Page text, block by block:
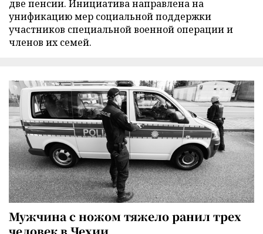
две пенсии. Инициатива направлена на
унификацию мер социальной поддержки
участников специальной военной операции и
членов их семей.
Мужчина с ножом тяжело ранил трех
человек в Чехии